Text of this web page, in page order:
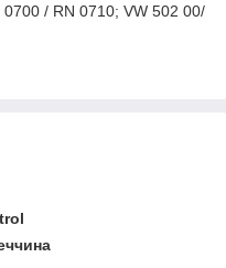
/ RN 0710; VW 502 00/